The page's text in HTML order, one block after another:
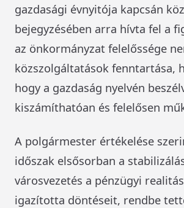
gazdasági évnyitója kapcsán
bejegyzésében arra hívta fel a
az önkormányzat felelőssége
közszolgáltatások fenntartása,
hogy a gazdaság nyelvén
kiszámíthatóan és felelősen
A polgármester értékelése
időszak elsősorban a
városvezetés a pénzügyi
igazította döntéseit, rendbe